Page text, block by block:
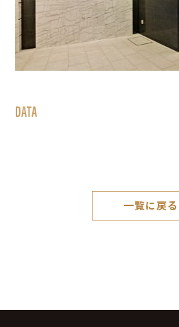
DATA
一覧に戻る